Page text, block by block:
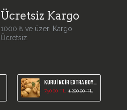
Ücretsiz Kargo
1000 ₺ ve üzeri Kargo
Ücretsiz.
Kuru İncir Extra Boy 1 Kg (Yeni Mahsül)
750,00 TL 1.200,00 TL